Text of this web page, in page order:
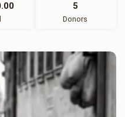
5
Donors